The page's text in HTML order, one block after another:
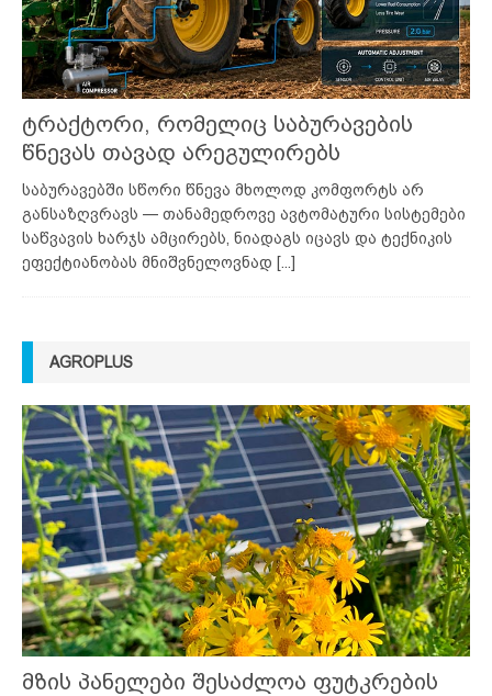
ტრაქტორი, რომელიც საბურავების
წნევას თავად არეგულირებს
საბურავებში სწორი წნევა მხოლოდ კომფორტს არ
განსაზღვრავს — თანამედროვე ავტომატური სისტემები
საწვავის ხარჯს ამცირებს, ნიადაგს იცავს და ტექნიკის
ეფექტიანობას მნიშვნელოვნად [...]
AGROPLUS
მზის პანელები შესაძლოა ფუტკრების